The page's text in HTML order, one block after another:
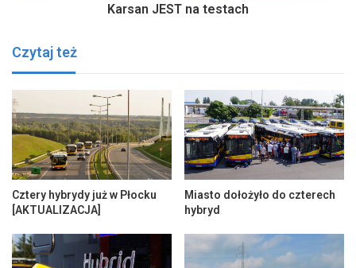
Karsan JEST na testach
Czytaj też
Cztery hybrydy już w Płocku
[AKTUALIZACJA]
Miasto dołożyło do czterech
hybryd